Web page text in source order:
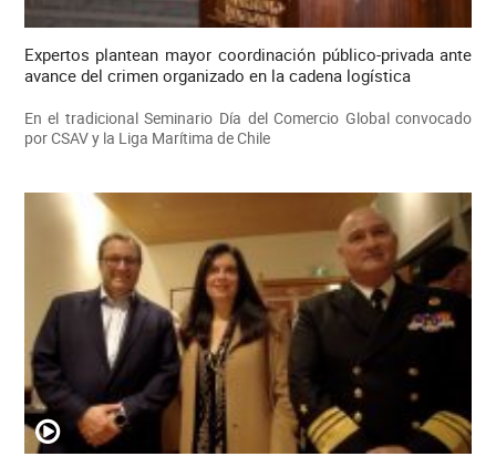
Expertos plantean mayor coordinación público-privada ante
avance del crimen organizado en la cadena logística
En el tradicional Seminario Día del Comercio Global convocado
por CSAV y la Liga Marítima de Chile